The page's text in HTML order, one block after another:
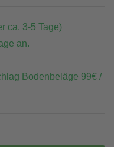
ca. 3-5 Tage)
an.
Bodenbeläge 99€ /